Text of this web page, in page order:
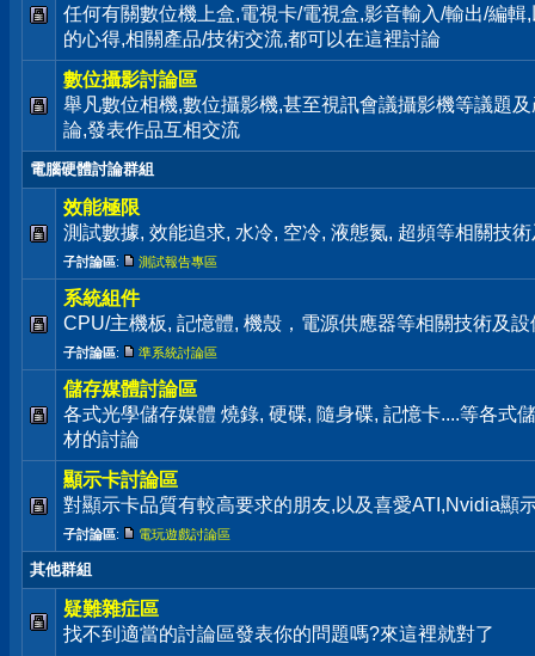
任何有關數位機上盒,電視卡/電視盒,影音輸入/輸出/編輯
的心得,相關產品/技術交流,都可以在這裡討論
數位攝影討論區
舉凡數位相機,數位攝影機,甚至視訊會議攝影機等議題
論,發表作品互相交流
電腦硬體討論群組
效能極限
測試數據, 效能追求, 水冷, 空冷, 液態氮, 超頻等相關技
子討論區: 測試報告專區
系統組件
CPU/主機板, 記憶體, 機殼，電源供應器等相關技術及
子討論區: 準系統討論區
儲存媒體討論區
各式光學儲存媒體 燒錄, 硬碟, 隨身碟, 記憶卡....等各式
材的討論
顯示卡討論區
對顯示卡品質有較高要求的朋友,以及喜愛ATI,Nvidia顯
子討論區: 電玩遊戲討論區
其他群組
疑難雜症區
找不到適當的討論區發表你的問題嗎?來這裡就對了